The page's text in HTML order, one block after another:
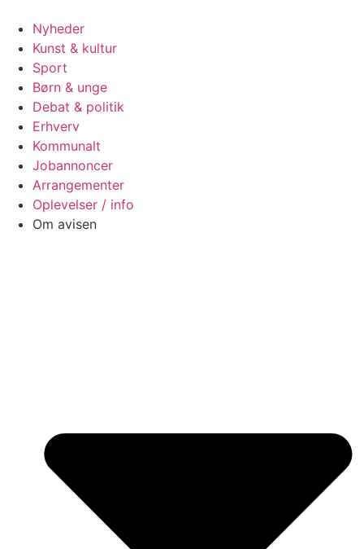
Nyheder
Kunst & kultur
Sport
Børn & unge
Debat & politik
Erhverv
Kommunalt
Jobannoncer
Arrangementer
Oplevelser / info
Om avisen